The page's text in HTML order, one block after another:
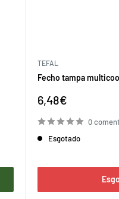
TEFAL
Fecho tampa
Preço
venda
6,48€
0
Esgotado